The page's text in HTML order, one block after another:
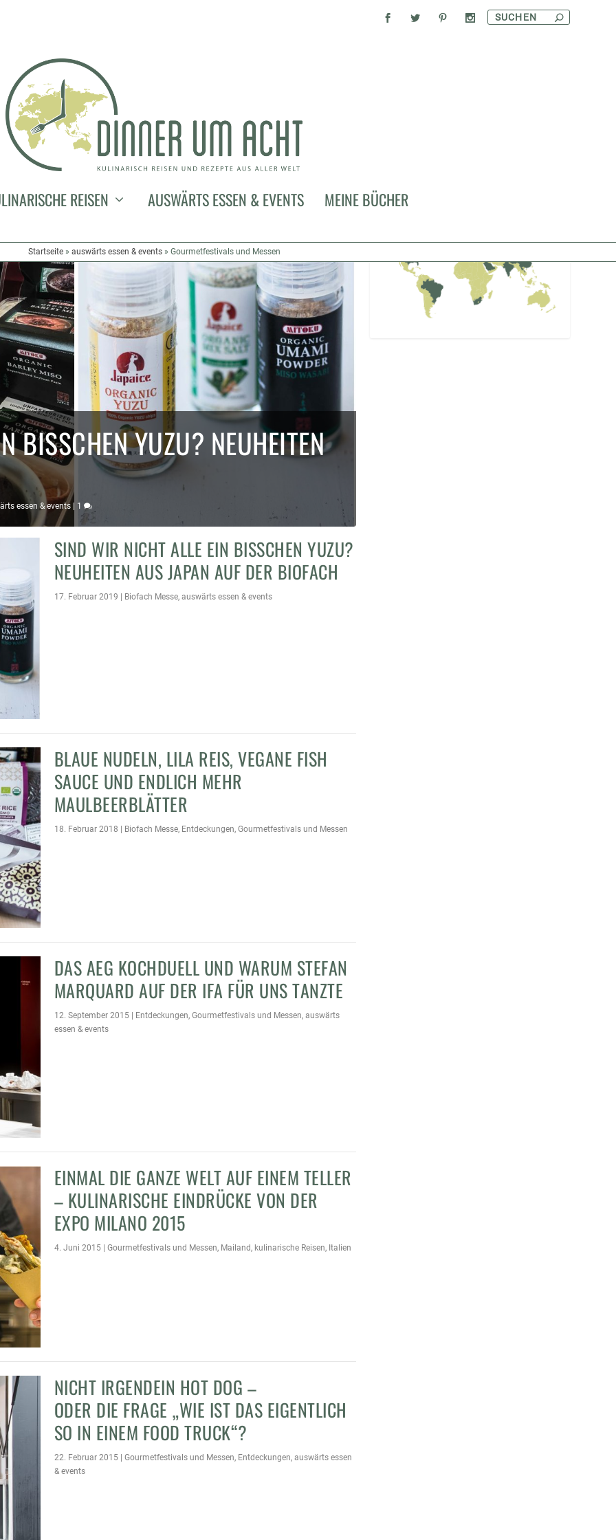
REISEN AUSWÄRTS ESSEN & EVENTS MEINE BÜCHER
Startseite» auswärts essen & events» Gourmetfestivals und Messen
BISSCHEN YUZU? NEUHEITEN
essen & events 1
VEGANE FISH SAUCE UND
,Gourmetfestivals und Messen
SIND WIR NICHT ALLE EIN BISSCHEN YUZU?
NEUHEITEN AUS JAPAN AUF DER BIOFACH
17. Februar 2019 Biofach Messe, auswärts essen & events
BLAUE NUDELN, LILA REIS, VEGANE FISH
SAUCE UND ENDLICH MEHR
MAULBEERBLÄTTER
18. Februar 2018 | Biofach Messe, Entdeckungen, Gourmetfestivals und Messen
DAS AEG KOCHDUELL UND WARUM STEFAN
MARQUARD AUF DER IFA FÜR UNS TANZTE
12. September 2015| Entdeckungen, Gourmetfestivals und Messen, auswärts
essen & events
EINMAL DIE GANZE WELT AUF EINEM TELLER
– KULINARISCHE EINDRÜCKE VON DER
EXPO MILANO 2015
4. Juni 2015| Gourmetfestivals und Messen, Mailand, kulinarische Reisen, Italien
NICHT IRGENDEIN HOT DOG –
ODER DIE FRAGE „WIE IST DAS EIGENTLICH
SO IN EINEM FOOD TRUCK“?
22. Februar 2015| Gourmetfestivals und Messen, Entdeckungen, auswärts essen
& events
KULINARISCHE REISEN